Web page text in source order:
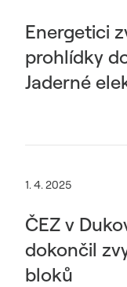
Energetici
prohlídky
Jaderné
1. 4. 2025
ČEZ v
dokončil
bloků